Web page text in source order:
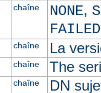
chaîne NONE,
chaîne La
chaîne The
chaîne DN